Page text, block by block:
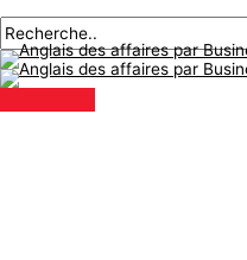
au
contenu
principal
des
articles
ici..
mail*
S
u
j
e
R
e
c
h